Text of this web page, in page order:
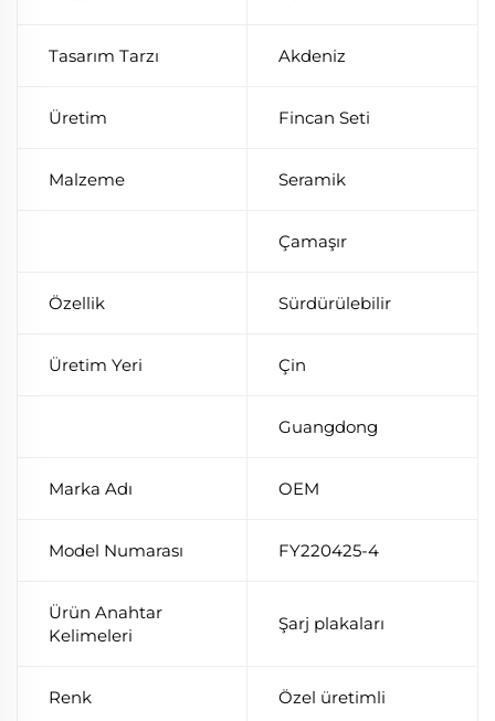
Tasarım Tarzı Akdeniz
Üretim Fincan Seti
Malzeme Seramik
Çamaşır
Özellik Sürdürülebilir
Üretim Yeri Çin
Guangdong
Marka Adı OEM
Model Numarası FY220425-4
Ürün Anahtar
Kelimeleri
Şarj plakaları
Renk Özel üretimli